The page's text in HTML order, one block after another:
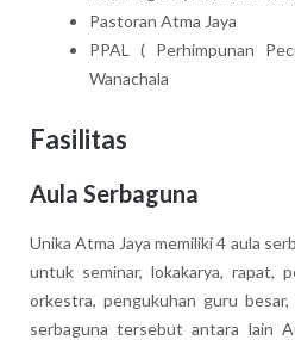
Pastoran Atma Jaya
PPAL ( Perhimpunan
Wanachala
Fasilitas
Aula Serbaguna
Unika Atma Jaya memiliki 4 aula
untuk seminar, lokakarya, rapat,
orkestra, pengukuhan guru
serbaguna tersebut antara lain